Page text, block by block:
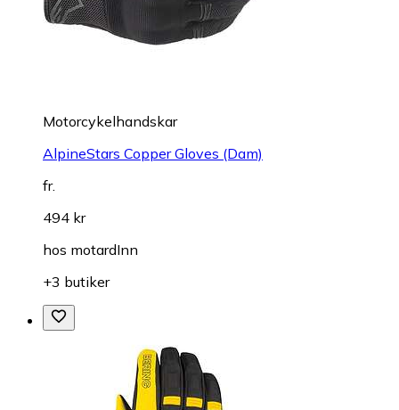
Motorcykelhandskar
AlpineStars Copper Gloves (Dam)
fr.
494 kr
hos motardInn
+3 butiker